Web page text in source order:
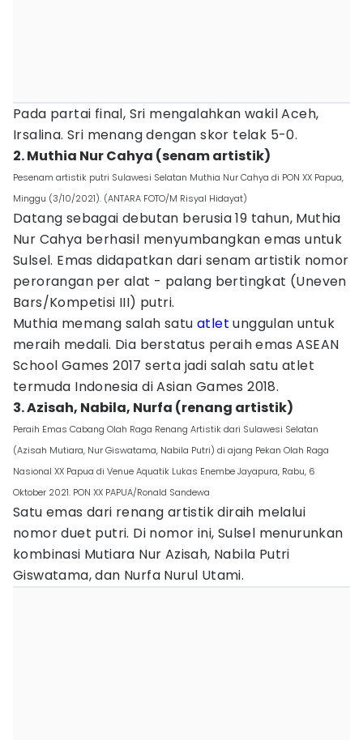
Pada partai final, Sri mengalahkan wakil Aceh,
Irsalina. Sri menang dengan skor telak 5-0.
2. Muthia Nur Cahya (senam artistik)
Pesenam artistik putri Sulawesi Selatan Muthia Nur Cahya di PON XX Papua,
Minggu (3/10/2021). (ANTARA FOTO/M Risyal Hidayat)
Datang sebagai debutan berusia 19 tahun, Muthia
Nur Cahya berhasil menyumbangkan emas untuk
Sulsel. Emas didapatkan dari senam artistik nomor
perorangan per alat - palang bertingkat (Uneven
Bars/Kompetisi III) putri.
Muthia memang salah satu atlet unggulan untuk
meraih medali. Dia berstatus peraih emas ASEAN
School Games 2017 serta jadi salah satu atlet
termuda Indonesia di Asian Games 2018.
3. Azisah, Nabila, Nurfa (renang artistik)
Peraih Emas Cabang Olah Raga Renang Artistik dari Sulawesi Selatan
(Azisah Mutiara, Nur Giswatama, Nabila Putri) di ajang Pekan Olah Raga
Nasional XX Papua di Venue Aquatik Lukas Enembe Jayapura, Rabu, 6
Oktober 2021. PON XX PAPUA/Ronald Sandewa
Satu emas dari renang artistik diraih melalui
nomor duet putri. Di nomor ini, Sulsel menurunkan
kombinasi Mutiara Nur Azisah, Nabila Putri
Giswatama, dan Nurfa Nurul Utami.